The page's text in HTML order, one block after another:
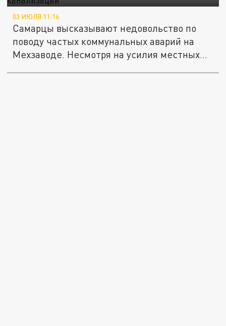
03 ИЮЛЯ 11:16
Самарцы высказывают недовольство по
поводу частых коммунальных аварий на
Мехзаводе. Несмотря на усилия местных...